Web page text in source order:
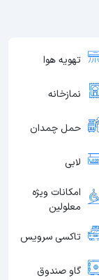
تهویه هوا
نمازخانه
حمل چمدان
لابی
امکانات ویژه
معلولین
تاکسی سرویس
گاو صندوق